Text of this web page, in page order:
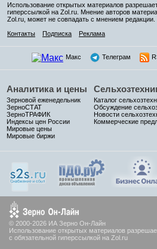
Использование открытых материалов
гиперссылкой на Zol.ru. Мнение авторов
Zol.ru, может не совпадать с мнением редакции.
Контакты
Подписка Реклама
Макс Телеграм
Аналитика и цены
Зерновой еженедельник
ЗерноСТАТ
ЗерноТРАФИК
Индексы цен России
Мировые цены
Мировые биржи
Каталог
Обсуждение
Новости
Коммерческие
© 2000-2026 ИА Зерно Он-Лайн
Использование открытых материалов
с обязательной гиперссылкой на Zol.ru